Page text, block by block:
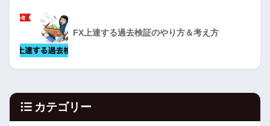
FX上達する過去検証のやり方＆考え方
カテゴリー